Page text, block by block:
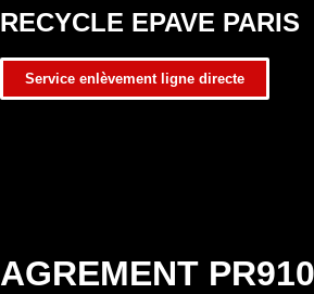
RECYCLE EPAVE PARIS
Service enlèvement ligne directe
AGREMENT